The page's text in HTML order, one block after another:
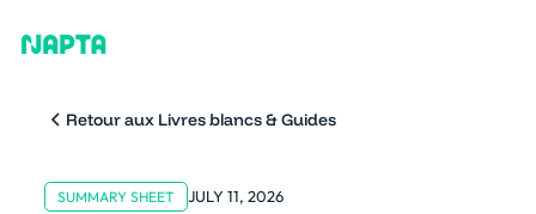
Retour aux Livres blancs & Guides
SUMMARY SHEET JULY 11, 2026